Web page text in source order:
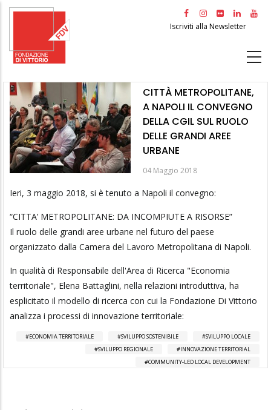
Salta
principale
Iscriviti alla Newsletter
CITTÀ METROPOLITANE,
A NAPOLI IL CONVEGNO
DELLA CGIL SUL RUOLO
DELLE GRANDI AREE
URBANE
04 Maggio 2018
Ieri, 3 maggio 2018, si è tenuto a Napoli il convegno:
“CITTA’ METROPOLITANE: DA INCOMPIUTE A RISORSE”
Il ruolo delle grandi aree urbane nel futuro del paese
organizzato dalla Camera del Lavoro Metropolitana di Napoli.
In qualità di Responsabile dell'Area di Ricerca "Economia
territoriale", Elena Battaglini, nella relazioni introduttiva, ha
esplicitato il modello di ricerca con cui la Fondazione Di Vittorio
analizza i processi di innovazione territoriale:
ECONOMIA TERRITORIALE SVILUPPO SOSTENIBILE
SVILUPPO LOCALE
SVILUPPO REGIONALE
INNOVAZIONE TERRITORIAL
COMMUNITY-LED LOCAL DEVELOPMENT